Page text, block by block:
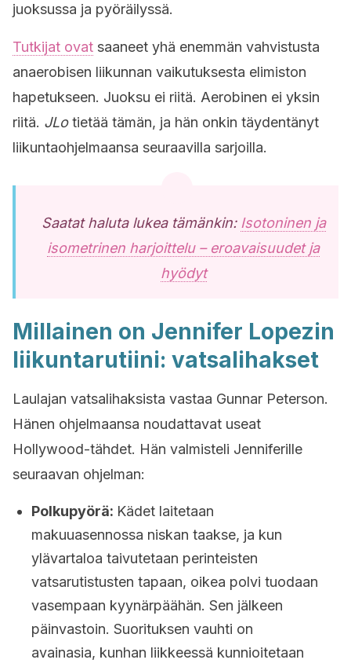
juoksussa ja pyöräilyssä.
Tutkijat ovat saaneet yhä enemmän vahvistusta
anaerobisen liikunnan vaikutuksesta elimiston
hapetukseen. Juoksu ei riitä. Aerobinen ei yksin
riitä. JLotietää tämän, ja hän onkin täydentänyt
liikuntaohjelmaansa seuraavilla sarjoilla.
Saatat haluta lukea tämänkin: Isotoninen ja
isometrinen harjoittelu – eroavaisuudet ja
hyödyt
Millainen on Jennifer Lopezin
liikuntarutiini: vatsalihakset
Laulajan vatsalihaksista vastaa Gunnar Peterson.
Hänen ohjelmaansa noudattavat useat
Hollywood-tähdet. Hän valmisteli Jenniferille
seuraavan ohjelman:
Polkupyörä: Kädet laitetaan
makuuasennossa niskan taakse, ja kun
ylävartaloa taivutetaan perinteisten
vatsarutistusten tapaan, oikea polvi tuodaan
vasempaan kyynärpäähän. Sen jälkeen
päinvastoin. Suorituksen vauhti on
avainasia, kunhan liikkeessä kunnioitetaan